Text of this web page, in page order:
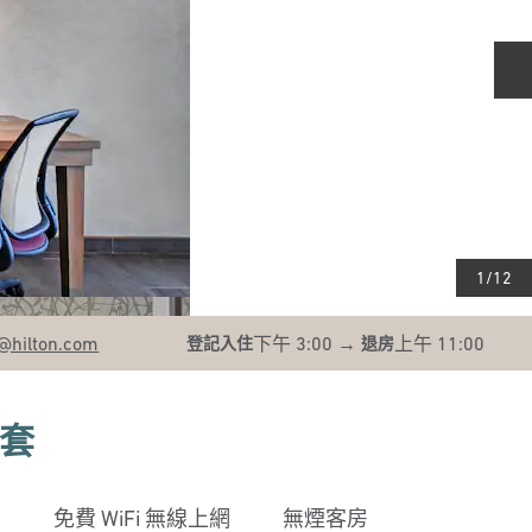
1 /12
登記入住下午 3:00 → 退房 上午 11:00
免費 WiFi 無線上網 無煙客房